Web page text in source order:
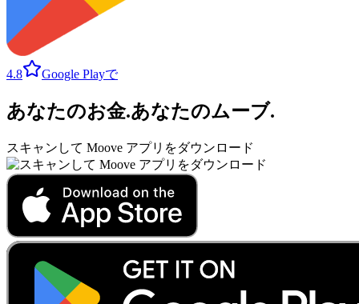
4.8 Google Playで
あなたのお金.あなたのムーブ.
スキャンして Moove アプリをダウンロード